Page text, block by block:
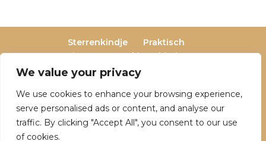
We value your privacy
We use cookies to enhance your browsing experience,
serve personalised ads or content, and analyse our
traffic. By clicking "Accept All", you consent to our use
of cookies.
Sterrenkindje
Praktisch
Privacy- en cookieverklaring
Terugbetaal- en retourneringsbeleid
Over Dutch Dreamers